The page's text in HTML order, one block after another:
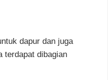
dapur dan juga
terdapat dibagian